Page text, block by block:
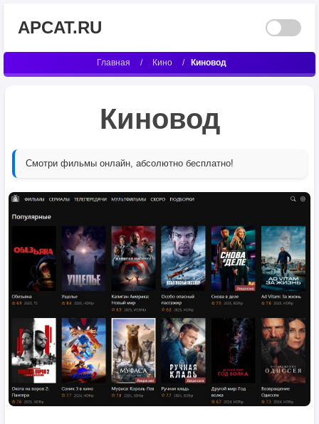
APCAT.RU
Главная / Кино / Киновод
Киновод
Смотри фильмы онлайн, абсолютно бесплатно!